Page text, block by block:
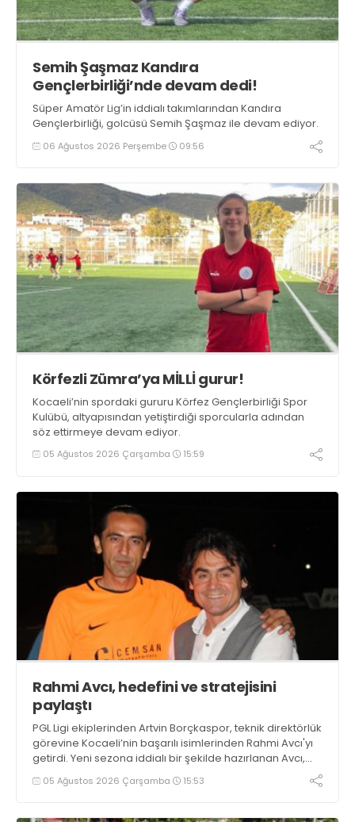
Semih Şaşmaz Kandıra
Gençlerbirliği’nde devam dedi!
Süper Amatör Lig’in iddialı takımlarından Kandıra
Gençlerbirliği, golcüsü Semih Şaşmaz ile devam ediyor.
06 Ağustos 2026 Perşembe 09:56
Körfezli Zümra’ya MİLLİ gurur!
Kocaeli’nin spordaki gururu Körfez Gençlerbirliği Spor
Kulübü, altyapısından yetiştirdiği sporcularla adından
söz ettirmeye devam ediyor.
05 Ağustos 2026 Çarşamba 15:59
Rahmi Avcı, hedefini ve stratejisini
paylaştı
PGL Ligi ekiplerinden Artvin Borçkaspor, teknik direktörlük
görevine Kocaeli’nin başarılı isimlerinden Rahmi Avcı'yı
getirdi. Yeni sezona iddialı bir şekilde hazırlanan Avcı,
duygularını aktardı.
05 Ağustos 2026 Çarşamba 15:53